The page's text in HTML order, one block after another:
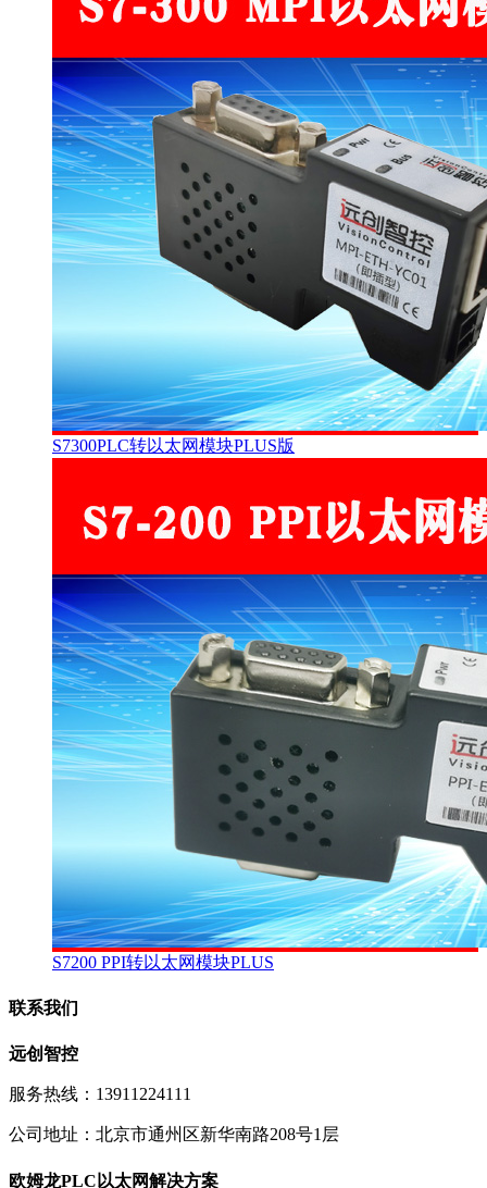
S7300PLC转以太网模块PLUS版
S7200 PPI转以太网模块PLUS
联系我们
远创智控
服务热线：13911224111
公司地址：北京市通州区新华南路208号1层
欧姆龙PLC以太网解决方案